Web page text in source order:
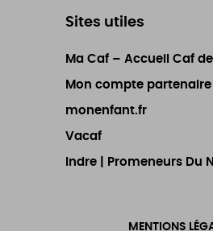
Sites utiles
Ma Caf – Accueil Caf
Mon compte partenaire
monenfant.fr
Vacaf
Indre | Promeneurs Du
MENTIONS